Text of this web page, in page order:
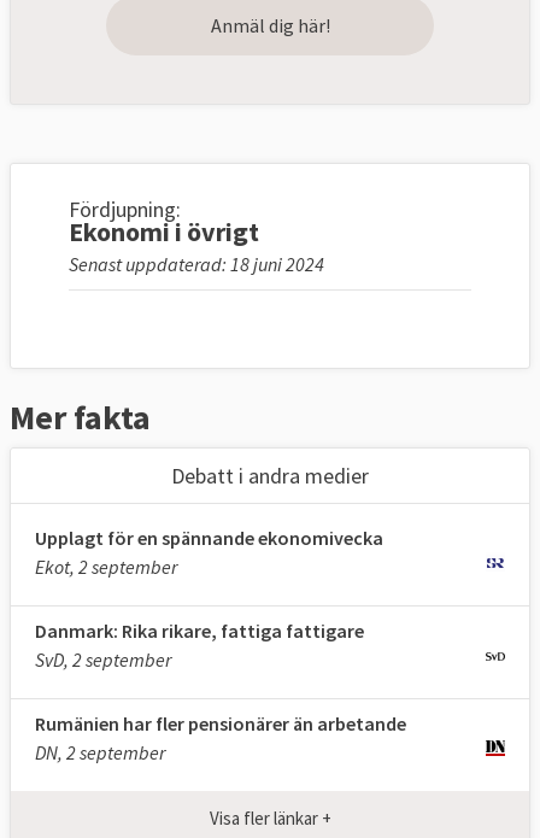
Anmäl dig här!
Fördjupning:
Ekonomi i övrigt
Senast uppdaterad: 18 juni 2024
Mer fakta
Debatt i andra medier
Upplagt för en spännande ekonomivecka
Ekot, 2 september
Danmark: Rika rikare, fattiga fattigare
SvD, 2 september
Rumänien har fler pensionärer än arbetande
DN, 2 september
Visa fler länkar +